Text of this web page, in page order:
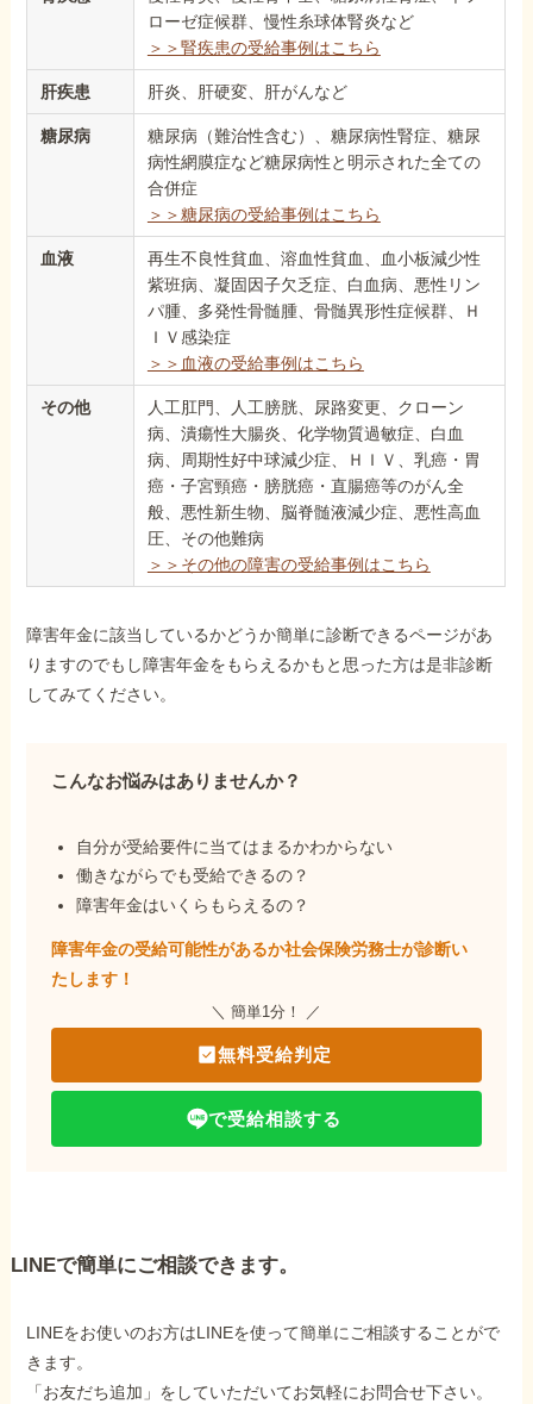
ローゼ症候群、慢性糸球体腎炎など
＞＞腎疾患の受給事例はこちら
肝疾患 肝炎、肝硬変、肝がんなど
糖尿病
糖尿病（難治性含む）、糖尿病性腎症、糖尿
病性網膜症など糖尿病性と明示された全ての
合併症
＞＞糖尿病の受給事例はこちら
血液
再生不良性貧血、溶血性貧血、血小板減少性
紫班病、凝固因子欠乏症、白血病、悪性リン
パ腫、多発性骨髄腫、骨髄異形性症候群、Ｈ
ＩＶ感染症
＞＞血液の受給事例はこちら
その他
人工肛門、人工膀胱、尿路変更、クローン
病、潰瘍性大腸炎、化学物質過敏症、白血
病、周期性好中球減少症、ＨＩＶ、乳癌・胃
癌・子宮頸癌・膀胱癌・直腸癌等のがん全
般、悪性新生物、脳脊髄液減少症、悪性高血
圧、その他難病
＞＞その他の障害の受給事例はこちら
障害年金に該当しているかどうか簡単に診断できるページがあ
りますのでもし障害年金をもらえるかもと思った方は是非診断
してみてください。
こんなお悩みはありませんか？
自分が受給要件に当てはまるかわからない
働きながらでも受給できるの？
障害年金はいくらもらえるの？
障害年金の受給可能性があるか社会保険労務士が診断い
たします！
＼ 簡単1分！ ／
無料受給判定
で受給相談する
LINEで簡単にご相談できます。
LINEをお使いのお方はLINEを使って簡単にご相談することがで
きます。
「お友だち追加」をしていただいてお気軽にお問合せ下さい。